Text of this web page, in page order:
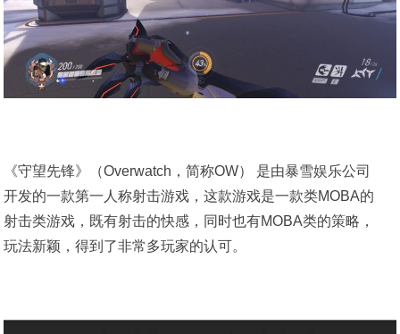
《守望先锋》（Overwatch，简称OW） 是由暴雪娱乐公司
开发的一款第一人称射击游戏，这款游戏是一款类MOBA的
射击类游戏，既有射击的快感，同时也有MOBA类的策略，
玩法新颖，得到了非常多玩家的认可。